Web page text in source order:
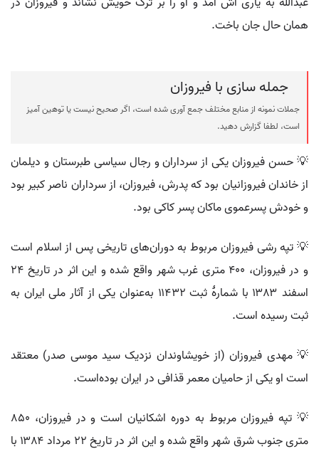
همان حال جان باخت.
جمله سازی با فیروزان
جملات نمونه از منابع مختلف جمع آوری شده است، اگر صحیح نیست یا توهین آمیز
است، لطفا گزارش دهید.
💡 حسن فیروزان یکی از سرداران و رجال سیاسی طبرستان و دیلمان
از خاندان فیروزانیان بود که پدرش، فیروزان، از سرداران ناصر کبیر بود
و خودش پسرعموی ماکان پسر کاکی بود.
💡 تپه رشی فیروزان مربوط به دوران‌های تاریخی پس از اسلام است
و در فیروزان، ۴۰۰ متری غرب شهر واقع شده و این اثر در تاریخ ۲۴
اسفند ۱۳۸۳ با شمارهٔ ثبت ۱۱۴۳۲ به‌عنوان یکی از آثار ملی ایران به
ثبت رسیده است.
💡 مهدی فیروزان (از خویشاوندان نزدیک سید موسی صدر) معتقد
است او یکی از حامیان معمر قذافی در ایران بوده‌است.
💡 تپه فیروزان مربوط به دوره اشکانیان است و در فیروزان، ۸۵۰
متری جنوب شرق شهر واقع شده و این اثر در تاریخ ۲۲ مرداد ۱۳۸۴ با